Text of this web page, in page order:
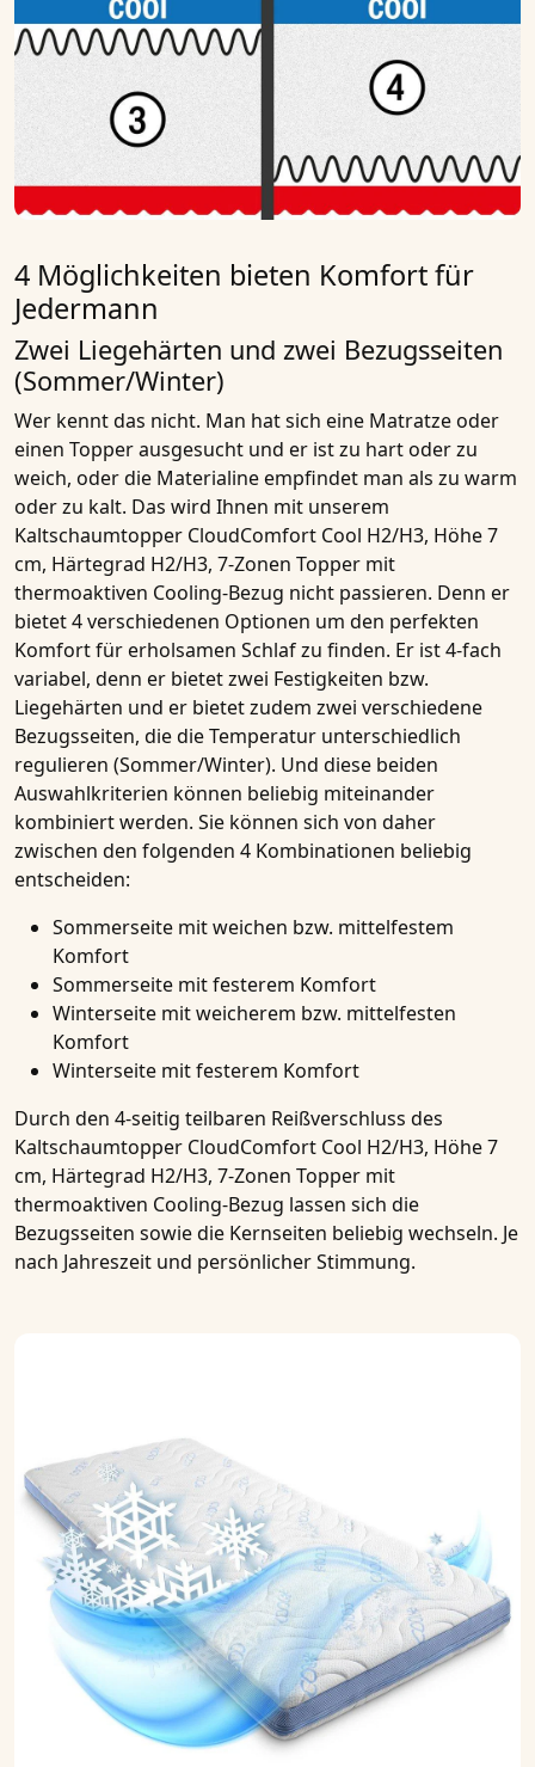
4 Möglichkeiten bieten Komfort für
Jedermann
Zwei Liegehärten und zwei Bezugsseiten
(Sommer/Winter)
Wer kennt das nicht. Man hat sich eine Matratze oder
einen Topper ausgesucht und er ist zu hart oder zu
weich, oder die Materialine empfindet man als zu warm
oder zu kalt. Das wird Ihnen mit unserem
Kaltschaumtopper CloudComfort Cool H2/H3, Höhe 7
cm, Härtegrad H2/H3, 7-Zonen Topper mit
thermoaktiven Cooling-Bezug nicht passieren. Denn er
bietet 4 verschiedenen Optionen um den perfekten
Komfort für erholsamen Schlaf zu finden. Er ist 4-fach
variabel, denn er bietet zwei Festigkeiten bzw.
Liegehärten und er bietet zudem zwei verschiedene
Bezugsseiten, die die Temperatur unterschiedlich
regulieren (Sommer/Winter). Und diese beiden
Auswahlkriterien können beliebig miteinander
kombiniert werden. Sie können sich von daher
zwischen den folgenden 4 Kombinationen beliebig
entscheiden:
Sommerseite mit weichen bzw. mittelfestem
Komfort
Sommerseite mit festerem Komfort
Winterseite mit weicherem bzw. mittelfesten
Komfort
Winterseite mit festerem Komfort
Durch den 4-seitig teilbaren Reißverschluss des
Kaltschaumtopper CloudComfort Cool H2/H3, Höhe 7
cm, Härtegrad H2/H3, 7-Zonen Topper mit
thermoaktiven Cooling-Bezug lassen sich die
Bezugsseiten sowie die Kernseiten beliebig wechseln. Je
nach Jahreszeit und persönlicher Stimmung.